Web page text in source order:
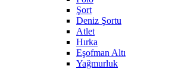
Şort
Deniz Şortu
Atlet
Hırka
Eşofman Altı
Yağmurluk